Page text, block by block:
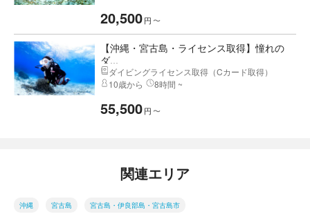
20,500円 〜
【沖縄・宮古島・ライセンス取得】憧れの
ダ...
ダイビングライセンス取得（Cカード取得）
10歳から
8時間 ~
55,500円 〜
関連エリア
沖縄 宮古島 宮古島・伊良部島・宮古島市